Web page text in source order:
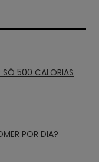
SÓ 500 CALORIAS
POR DIA?